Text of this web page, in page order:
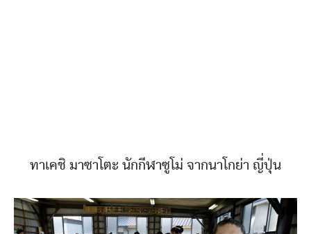
ทาเคชิ มาซาโตะ นักกีฬาซูโม่ จากนาโกย่า ญี่ปุ่น